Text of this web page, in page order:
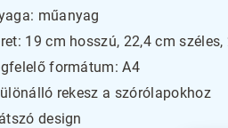
műanyag
19 cm hosszú, 22,4 cm
formátum: A4
rekesz a szórólapokhoz
design